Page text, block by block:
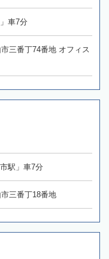
車7分
三番丁74番地 オフィス
駅」車7分
三番丁18番地